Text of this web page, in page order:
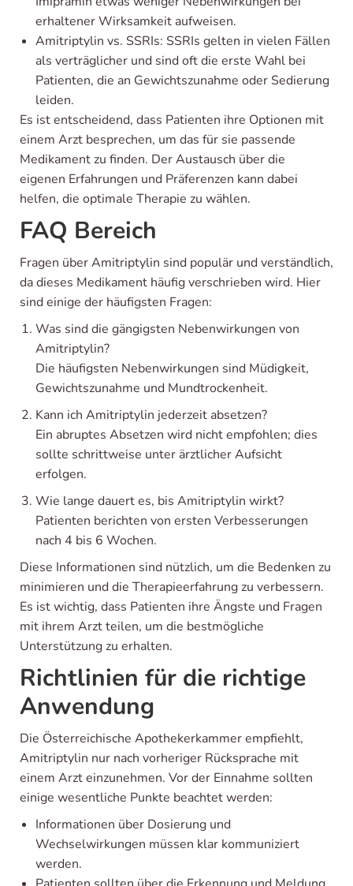
erhaltener Wirksamkeit aufweisen.
Amitriptylin vs. SSRIs: SSRIs gelten in vielen Fällen
als verträglicher und sind oft die erste Wahl bei
Patienten, die an Gewichtszunahme oder Sedierung
leiden.
Es ist entscheidend, dass Patienten ihre Optionen mit
einem Arzt besprechen, um das für sie passende
Medikament zu finden. Der Austausch über die
eigenen Erfahrungen und Präferenzen kann dabei
helfen, die optimale Therapie zu wählen.
FAQ Bereich
Fragen über Amitriptylin sind populär und verständlich,
da dieses Medikament häufig verschrieben wird. Hier
sind einige der häufigsten Fragen:
Was sind die gängigsten Nebenwirkungen von
Amitriptylin?
Die häufigsten Nebenwirkungen sind Müdigkeit,
Gewichtszunahme und Mundtrockenheit.
Kann ich Amitriptylin jederzeit absetzen?
Ein abruptes Absetzen wird nicht empfohlen; dies
sollte schrittweise unter ärztlicher Aufsicht
erfolgen.
Wie lange dauert es, bis Amitriptylin wirkt?
Patienten berichten von ersten Verbesserungen
nach 4 bis 6 Wochen.
Diese Informationen sind nützlich, um die Bedenken zu
minimieren und die Therapieerfahrung zu verbessern.
Es ist wichtig, dass Patienten ihre Ängste und Fragen
mit ihrem Arzt teilen, um die bestmögliche
Unterstützung zu erhalten.
Richtlinien für die richtige
Anwendung
Die Österreichische Apothekerkammer empfiehlt,
Amitriptylin nur nach vorheriger Rücksprache mit
einem Arzt einzunehmen. Vor der Einnahme sollten
einige wesentliche Punkte beachtet werden:
Informationen über Dosierung und
Wechselwirkungen müssen klar kommuniziert
werden.